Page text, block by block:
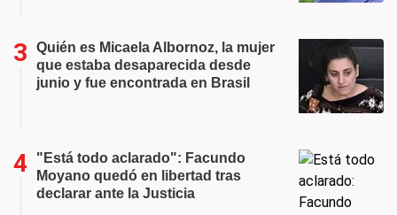
Quién es Micaela Albornoz, la mujer
que estaba desaparecida desde
junio y fue encontrada en Brasil
"Está todo aclarado": Facundo
Moyano quedó en libertad tras
declarar ante la Justicia